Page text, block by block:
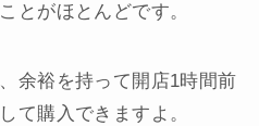
とがほとんどです。
余裕を持って開店1時間前
て購入できますよ。